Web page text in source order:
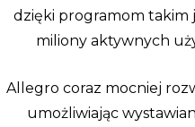
dzięki programom takim
miliony aktywnych
Allegro coraz mocniej
umożliwiając